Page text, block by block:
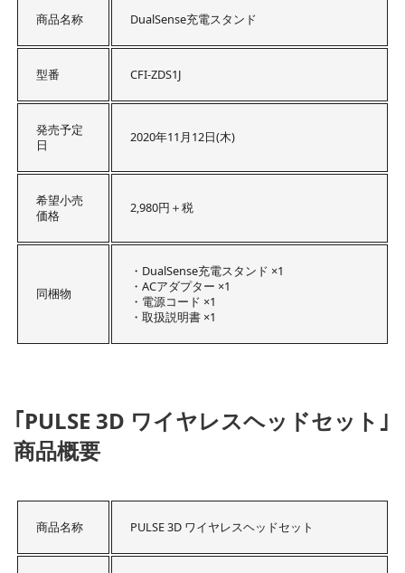
商品名称 DualSense充電スタンド
型番 CFI-ZDS1J
発売予定
日
2020年11月12日(木)
希望小売
価格
2,980円＋税
同梱物
・DualSense充電スタンド ×1
・ACアダプター ×1
・電源コード ×1
・取扱説明書 ×1
｢PULSE 3D ワイヤレスヘッドセット｣
商品概要
商品名称 PULSE 3D ワイヤレスヘッドセット